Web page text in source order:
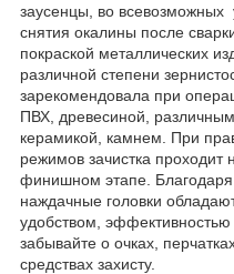
заусенцы, во всевозможных
снятия окалины после
покраской металлических
различной степени
зарекомендовала при
ПВХ, древесиной,
керамикой, камнем. При
режимов зачистка
финишном этапе. Благодаря
наждачные головки
удобством,
забывайте о очках,
средствах захисту.